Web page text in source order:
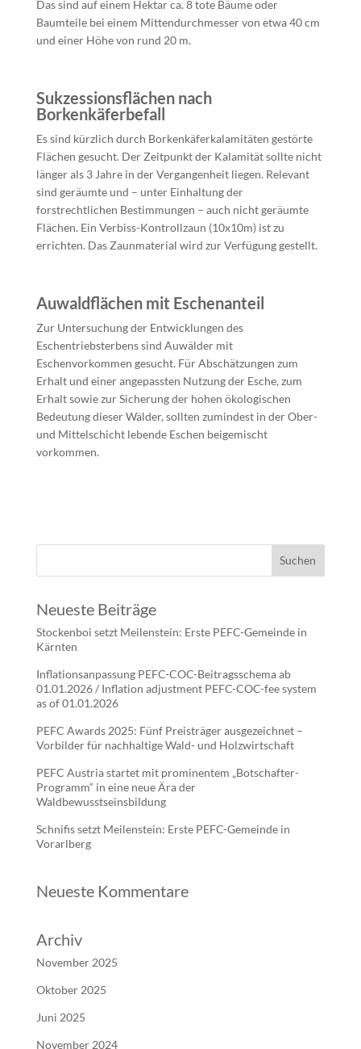
Das sind auf einem Hektar ca. 8 tote Bäume oder
Baumteile bei einem Mittendurchmesser von etwa 40 cm
und einer Höhe von rund 20 m.
Sukzessionsflächen nach
Borkenkäferbefall
Es sind kürzlich durch Borkenkäferkalamitäten gestörte
Flächen gesucht. Der Zeitpunkt der Kalamität sollte nicht
länger als 3 Jahre in der Vergangenheit liegen. Relevant
sind geräumte und – unter Einhaltung der
forstrechtlichen Bestimmungen – auch nicht geräumte
Flächen. Ein Verbiss-Kontrollzaun (10x10m) ist zu
errichten. Das Zaunmaterial wird zur Verfügung gestellt.
Auwaldflächen mit Eschenanteil
Zur Untersuchung der Entwicklungen des
Eschentriebsterbens sind Auwälder mit
Eschenvorkommen gesucht. Für Abschätzungen zum
Erhalt und einer angepassten Nutzung der Esche, zum
Erhalt sowie zur Sicherung der hohen ökologischen
Bedeutung dieser Wälder, sollten zumindest in der Ober-
und Mittelschicht lebende Eschen beigemischt
vorkommen.
Neueste Beiträge
Stockenboi setzt Meilenstein: Erste PEFC-Gemeinde in
Kärnten
Inflationsanpassung PEFC-COC-Beitragsschema ab
01.01.2026 / Inflation adjustment PEFC-COC-fee system
as of 01.01.2026
PEFC Awards 2025: Fünf Preisträger ausgezeichnet –
Vorbilder für nachhaltige Wald- und Holzwirtschaft
PEFC Austria startet mit prominentem „Botschafter-
Programm“ in eine neue Ära der
Waldbewusstseinsbildung
Schnifis setzt Meilenstein: Erste PEFC-Gemeinde in
Vorarlberg
Neueste Kommentare
Archiv
November 2025
Oktober 2025
Juni 2025
November 2024